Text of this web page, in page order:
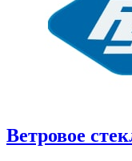
Ветровое